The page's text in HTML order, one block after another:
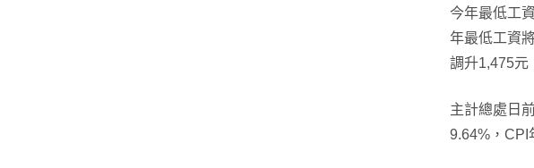
今年最低工
年最低工資
調升1,475元
主計總處日
9.64%，CPI